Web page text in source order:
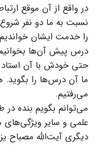
در واقع از آن موقع
نسبت به ما دو نفر
را خدمت ایشان
درس پیش آن‌ها
حتی خودش با آن
ما آن درس‌ها را
می‌رفتیم.
می‌توانم بگویم بنده
علمی و سایر ویژگی‌‌های
دیگری آیت‌الله مصباح